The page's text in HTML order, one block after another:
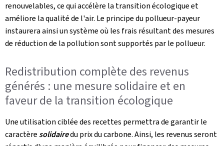
renouvelables, ce qui accélère la transition écologique et
améliore la qualité de l'air. Le principe du pollueur-payeur
instaurera ainsi un système où les frais résultant des mesures
de réduction de la pollution sont supportés par le pollueur.
Redistribution complète des revenus
générés : une mesure solidaire et en
faveur de la transition écologique
Une utilisation ciblée des recettes permettra de garantir le
caractère solidairedu prix du carbone. Ainsi, les revenus seront